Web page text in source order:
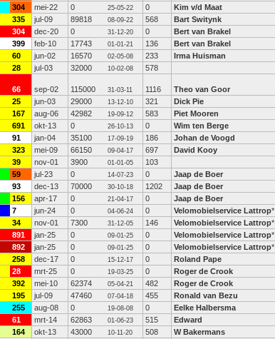
304 mei-22 0 25-05-22 0 Kim v/d Maat
335 jul-09 89818 08-09-22 568 Bart Switynk
304 dec-20 0 31-12-20 0 Bert van Brakel
399 feb-10 17743 01-01-21 136 Bert van Brakel
60 jun-02 16570 02-05-08 233 Irma Huisman
28 jul-03 32000 10-02-08 578
66 sep-02 115000 31-03-11 1116 Theo van Goor
25 jun-03 29000 13-12-10 321 Dick Pie
167 aug-06 42982 19-09-12 583 Piet Mooren
691 okt-13 0 26-10-13 0 Wim ten Berge
91 jan-04 35100 17-09-19 186 Johan de Voogd
323 mei-09 66150 09-04-17 697 David Kooy
39 nov-01 3900 01-01-05 103
59 jul-23 0 14-07-23 0 Jaap de Boer
93 dec-13 70000 30-10-18 1202 Jaap de Boer
156 apr-17 0 21-04-17 0 Jaap de Boer
7 jun-24 0 04-06-24 0 Velomobielservice Lattrop*
34 nov-01 7300 31-12-05 146 Velomobielservice Lattrop*
891 jan-25 0 09-01-25 0 Velomobielservice Lattrop*
892 jan-25 0 09-01-25 0 Velomobielservice Lattrop*
258 dec-17 0 15-12-17 0 Roland Pape
28 mrt-25 0 19-03-25 0 Roger de Crook
392 mei-10 62374 05-04-21 482 Roger de Crook
195 jul-09 47460 07-04-18 455 Ronald van Bezu
255 aug-08 0 19-08-08 0 Eelke Halbersma
61 mrt-14 62863 01-06-23 515 Edward
164 okt-13 43000 10-11-20 508 W Bakermans